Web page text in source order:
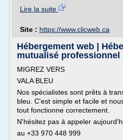
Lire la suite
Site : https://www.clicweb.ca
Hébergement web |
mutualisé professionnel
MIGREZ VERS
VALA BLEU
Nos spécialistes sont prêts à
bleu. C'est simple et facile et
tout fonctionne correctement.
N'hésitez pas à appeler
au +33 970 448 999